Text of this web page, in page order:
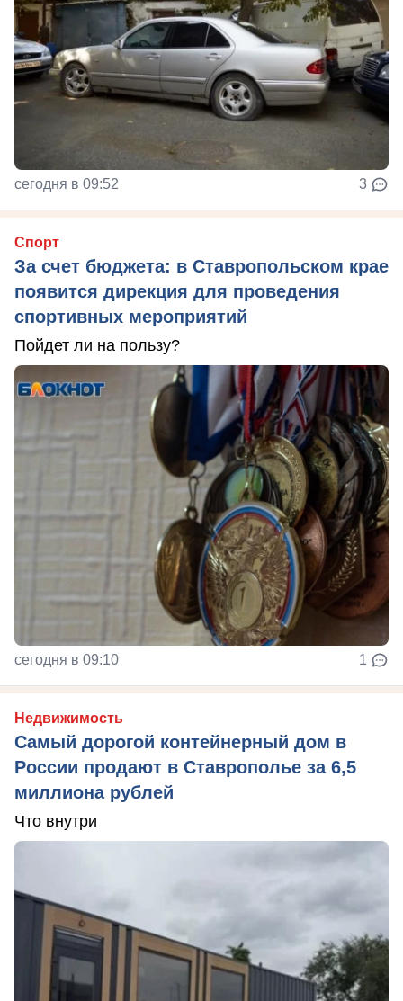
сегодня в 09:52 3
Спорт
За счет бюджета: в Ставропольском крае
появится дирекция для проведения
спортивных мероприятий
Пойдет ли на пользу?
сегодня в 09:10 1
Недвижимость
Самый дорогой контейнерный дом в
России продают в Ставрополье за 6,5
миллиона рублей
Что внутри